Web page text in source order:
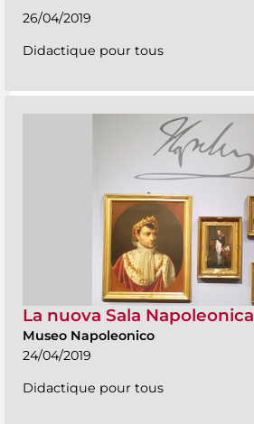
26/04/2019
Didactique pour tous
La nuova Sala Napoleonica
Museo Napoleonico
24/04/2019
Didactique pour tous